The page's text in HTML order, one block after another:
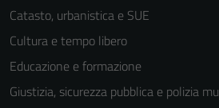
Catasto, urbanistica e SUE
Cultura e tempo libero
Educazione e formazione
Giustizia, sicurezza pubblica e polizia